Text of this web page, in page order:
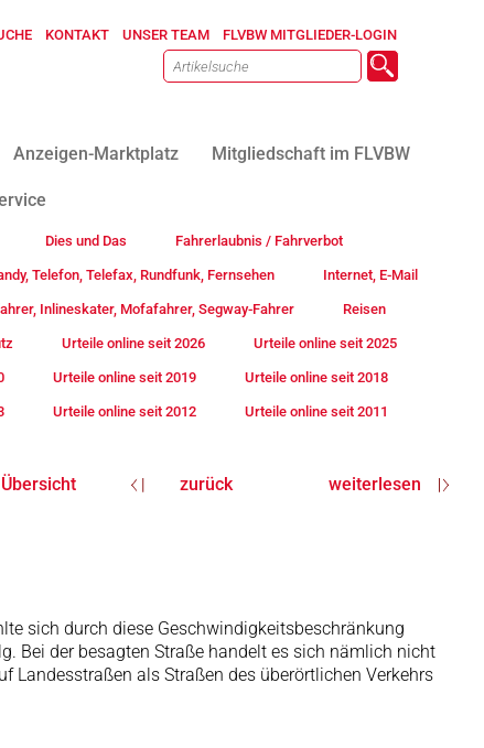
KONTAKT UNSER TEAM FLVBW MITGLIEDER-LOGIN
Anzeigen-Marktplatz Mitgliedschaft im FLVBW
Dies und Das Fahrerlaubnis / Fahrverbot
Telefon, Telefax, Rundfunk, Fernsehen Internet, E-Mail
Inlineskater, Mofafahrer, Segway-Fahrer Reisen
Urteile online seit 2026 Urteile online seit 2025
Urteile online seit 2019 Urteile online seit 2018
Urteile online seit 2012 Urteile online seit 2011
Übersicht zurück weiterlesen
sich durch diese Geschwindigkeitsbeschränkung
Bei der besagten Straße handelt es sich nämlich nicht
Landesstraßen als Straßen des überörtlichen Verkehrs